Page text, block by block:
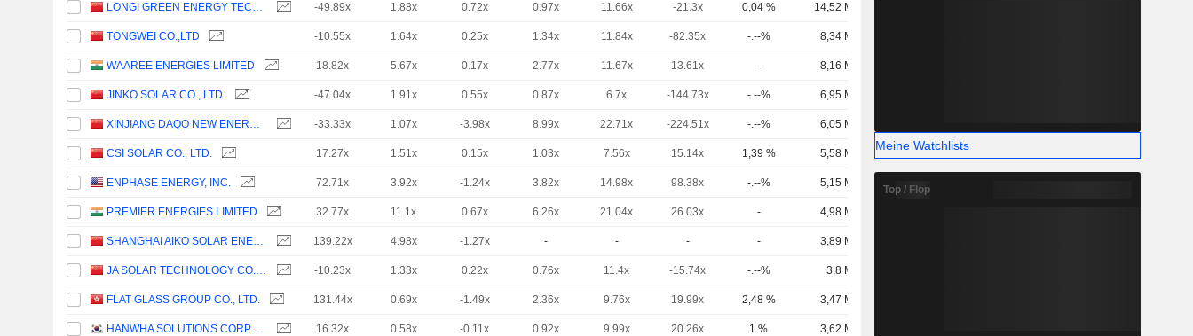
LONGI GREEN ENERGY TECHNOLOGY CO., LTD. -49.89x 1.88x 0.72x 0.97x 11.66x -21.3x 0,04 % 14,52 Mrd.
TONGWEI CO.,LTD -10.55x 1.64x 0.25x 1.34x 11.84x -82.35x -.--% 8,34 Mrd.
WAAREE ENERGIES LIMITED 18.82x 5.67x 0.17x 2.77x 11.67x 13.61x - 8,16 Mrd.
JINKO SOLAR CO., LTD. -47.04x 1.91x 0.55x 0.87x 6.7x -144.73x -.--% 6,95 Mrd.
XINJIANG DAQO NEW ENERGY CO.,LTD. -33.33x 1.07x -3.98x 8.99x 22.71x -224.51x -.--% 6,05 Mrd.
CSI SOLAR CO., LTD. 17.27x 1.51x 0.15x 1.03x 7.56x 15.14x 1,39 % 5,58 Mrd.
ENPHASE ENERGY, INC. 72.71x 3.92x -1.24x 3.82x 14.98x 98.38x -.--% 5,15 Mrd.
PREMIER ENERGIES LIMITED 32.77x 11.1x 0.67x 6.26x 21.04x 26.03x - 4,98 Mrd.
SHANGHAI AIKO SOLAR ENERGY CO.,LTD. 139.22x 4.98x -1.27x - - - - 3,89 Mrd.
JA SOLAR TECHNOLOGY CO., LTD. -10.23x 1.33x 0.22x 0.76x 11.4x -15.74x -.--% 3,8 Mrd.
FLAT GLASS GROUP CO., LTD. 131.44x 0.69x -1.49x 2.36x 9.76x 19.99x 2,48 % 3,47 Mrd.
HANWHA SOLUTIONS CORPORATION 16.32x 0.58x -0.11x 0.92x 9.99x 20.26x 1 % 3,62 Mrd.
Meine Watchlists
Top / Flop